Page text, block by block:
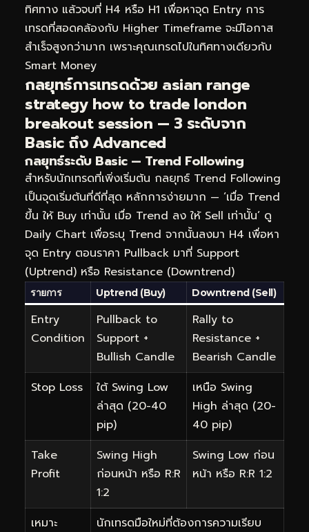
ทิศทาง แล้วจบที่ H4 หรือ H1 เพื่อหาจุด Entry การ
เทรดที่สอดคล้องกับ Higher Timeframe จะมีโอกาส
สำเร็จสูงกว่ามาก เพราะคุณเทรดไปในทิศทางเดียวกับ
Smart Money
กลยุทธ์การเทรดด้วย asian range
strategy how to trade london
breakout session — 3 ระดับจาก
Basic ถึง Advanced
กลยุทธ์ระดับ Basic — Trend Following
สำหรับนักเทรดที่เพิ่งเริ่มต้น กลยุทธ์ Trend Following
เป็นจุดเริ่มต้นที่ดีที่สุด หลักการง่ายมาก — ‘เมื่อ Trend
ขึ้น ให้ Buy เท่านั้น เมื่อ Trend ลง ให้ Sell เท่านั้น’ ดู
Daily Chart เพื่อระบุ Trend จากนั้นลงมา H4 เพื่อหา
จุด Entry ตอนราคา Pullback มาที่ Support
(Uptrend) หรือ Resistance (Downtrend)
รายการ Uptrend (Buy) Downtrend (Sell)
Entry
Condition
Pullback to
Support +
Bullish Candle
Rally to
Resistance +
Bearish Candle
Stop Loss
ใต้ Swing Low
ล่าสุด (20-40
pip)
เหนือ Swing
High ล่าสุด (20-
40 pip)
Take
Profit
Swing High
ก่อนหน้า หรือ R:R
1:2
Swing Low ก่อน
หน้า หรือ R:R 1:2
เหมาะ
นักเทรดมือใหม่ที่ต้องการความเรียบ